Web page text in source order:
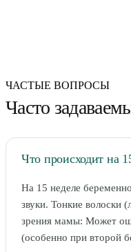
ЧАСТЫЕ ВОПРОСЫ
Часто
Что происходит на
На 15 неделе
звуки. Тонкие волоски
зрения мамы: Может
(особенно при второй